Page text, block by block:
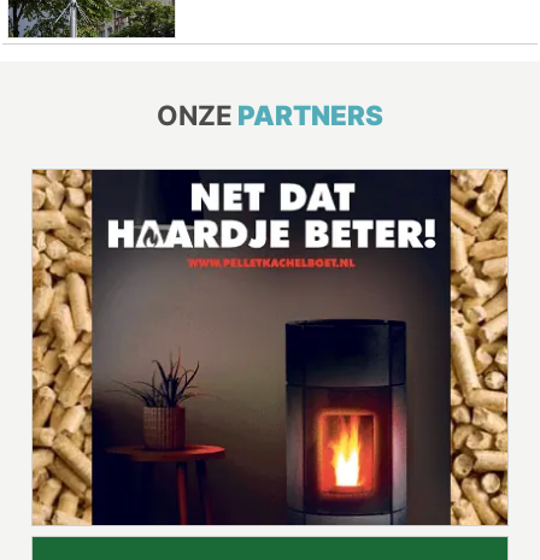
ONZE PARTNERS